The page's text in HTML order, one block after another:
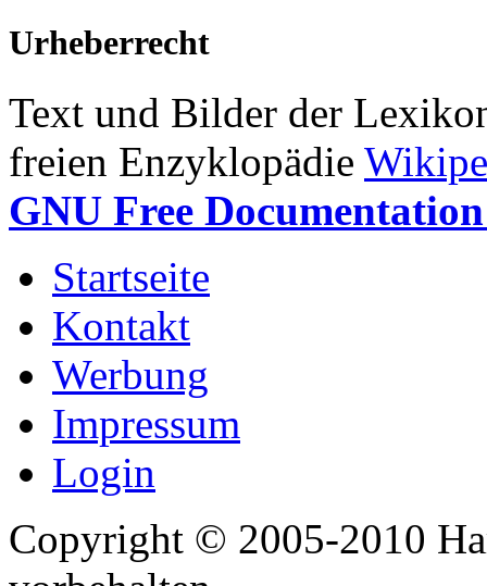
Urheberrecht
Text und Bilder der
freien Enzyklopädie
GNU Free
Startseite
Kontakt
Werbung
Impressum
Login
Copyright © 2005-2010